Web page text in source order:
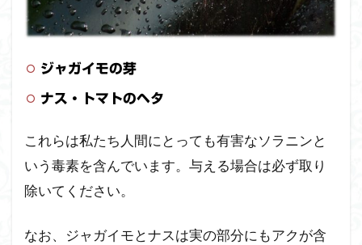
ジャガイモの芽
ナス・トマトのヘタ
これらは私たち人間にとっても有害なソラニンと
いう毒素を含んでいます。与える場合は必ず取り
除いてください。
なお、ジャガイモとナスは実の部分にもアクが含